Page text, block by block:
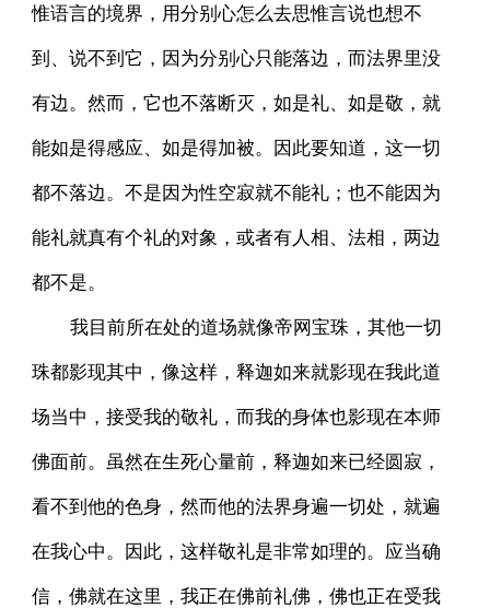
惟语言的境界，用分别心怎么去思惟言说也想不
到、说不到它，因为分别心只能落边，而法界里没
有边。然而，它也不落断灭，如是礼、如是敬，就
能如是得感应、如是得加被。因此要知道，这一切
都不落边。不是因为性空寂就不能礼；也不能因为
能礼就真有个礼的对象，或者有人相、法相，两边
都不是。
我目前所在处的道场就像帝网宝珠，其他一切
珠都影现其中，像这样，释迦如来就影现在我此道
场当中，接受我的敬礼，而我的身体也影现在本师
佛面前。虽然在生死心量前，释迦如来已经圆寂，
看不到他的色身，然而他的法界身遍一切处，就遍
在我心中。因此，这样敬礼是非常如理的。应当确
信，佛就在这里，我正在佛前礼佛，佛也正在受我